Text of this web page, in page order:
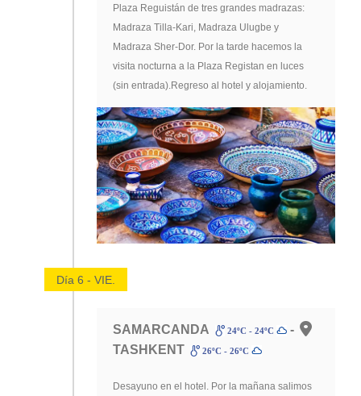
Plaza Reguistán de tres grandes madrazas:
Madraza Tilla-Kari, Madraza Ulugbe y
Madraza Sher-Dor. Por la tarde hacemos la
visita nocturna a la Plaza Registan en luces
(sin entrada).Regreso al hotel y alojamiento.
Día 6 - VIE.
SAMARCANDA 24ºC - 24ºC
-
TASHKENT
26ºC - 26ºC
Desayuno en el hotel. Por la mañana salimos